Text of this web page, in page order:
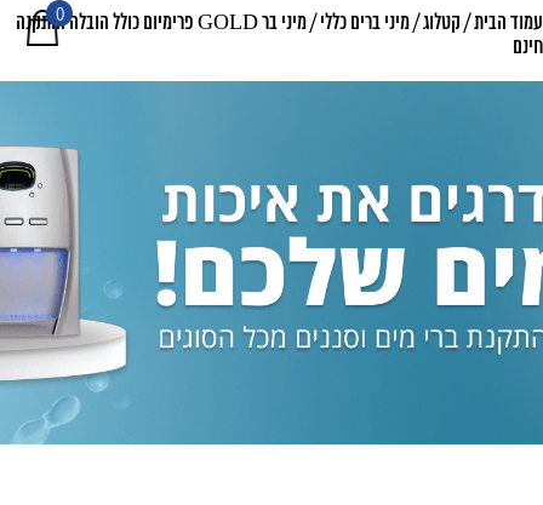
0 עמוד הבית/ קטלוג/מיני ברים כללי
/ מיני בר GOLD פרימיום כולל הובלה והתקנה
חינם